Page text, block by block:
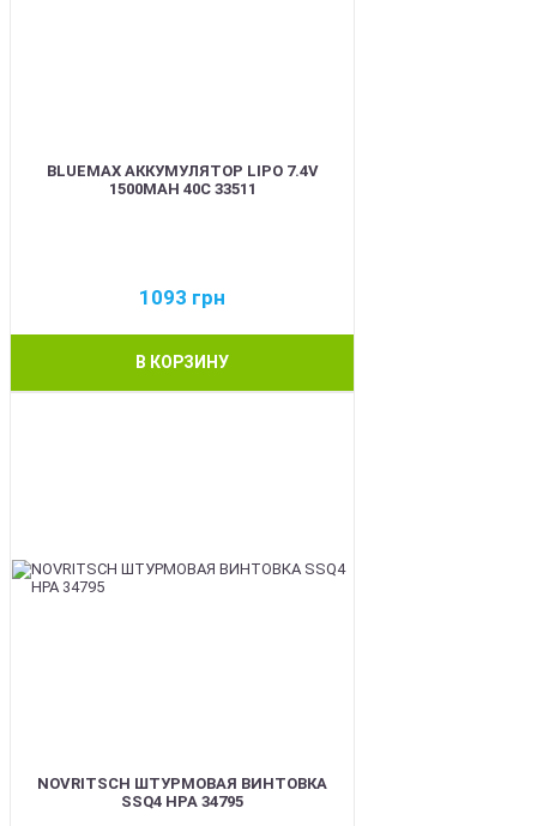
BLUEMAX АККУМУЛЯТОР LIPO 7.4V
1500MAH 40C 33511
1093 грн
В КОРЗИНУ
NOVRITSCH ШТУРМОВАЯ ВИНТОВКА
SSQ4 HPA 34795